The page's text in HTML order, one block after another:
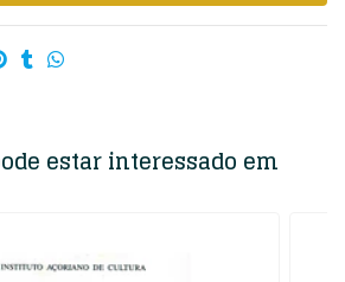
estar interessado em